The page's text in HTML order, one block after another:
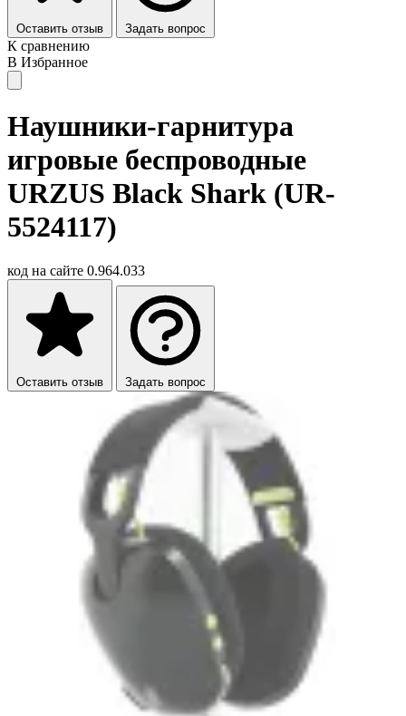
Оставить отзыв Задать вопрос
К сравнению
В Избранное
Наушники-гарнитура
игровые беспроводные
URZUS Black Shark (UR-
5524117)
код на сайте 0.964.033
Оставить отзыв Задать вопрос